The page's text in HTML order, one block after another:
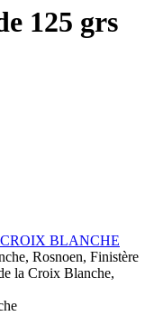
125 grs
BLANCHE
Rosnoen, Finistère
la Croix Blanche,